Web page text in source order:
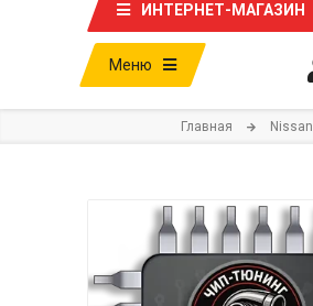
ИНТЕРНЕТ-МАГАЗИН
Меню
Главная Nissan